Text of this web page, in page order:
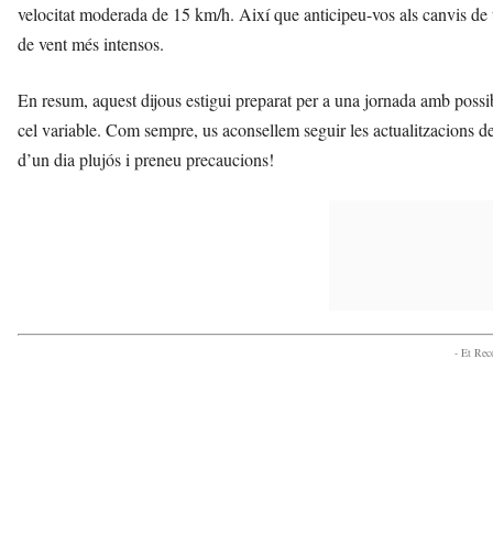
velocitat moderada de 15 km/h. Així que anticipeu-vos als canvis
de vent més intensos.
En resum, aquest dijous estigui preparat per a una jornada amb
cel variable. Com sempre, us aconsellem seguir les actualitzacions
d’un dia plujós i preneu precaucions!
- Et